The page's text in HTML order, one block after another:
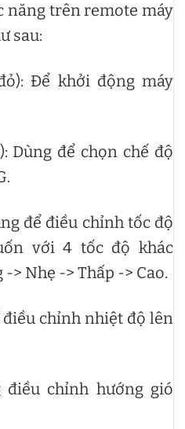
năng trên remote máy
sau:
Để khởi động máy
Dùng để chọn chế độ
để điều chỉnh tốc độ
với 4 tốc độ khác
> Nhẹ -> Thấp -> Cao.
điều chỉnh nhiệt độ lên
điều chỉnh hướng gió